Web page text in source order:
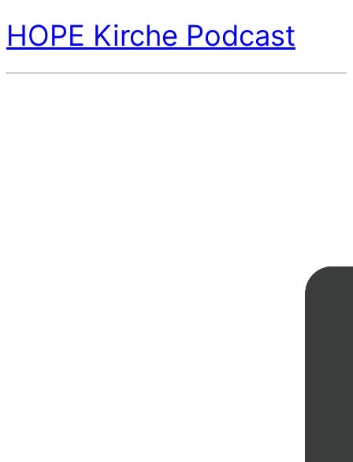
HOPE Kirche Podcast